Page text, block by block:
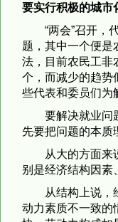
要实行积极的城市
“两会”召开，
题，其中一个便是
法，目前农民工非
个，而减少的趋势
些代表和委员们为
要解决就业问
先要把问题的本质
从大的方面来
别是经济结构因素
从结构上说，
动力素质不一致的